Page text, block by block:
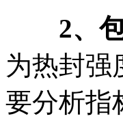
2、
为热封强
要分析指